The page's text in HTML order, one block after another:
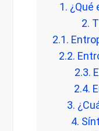
1. ¿Qué
2.
2.1.
2.2.
2.3.
2.4.
3.
4.